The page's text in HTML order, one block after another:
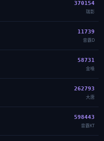
370154
瑞影
11739
音霸D
58731
金嗓
262793
大唐
598443
音霸KT